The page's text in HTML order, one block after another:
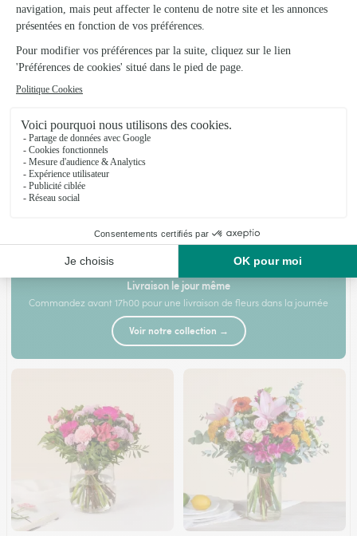
Bisous et sa bulle d'eau
Livraison le jour même
Commandez avant 17h00 pour une livraison de fleurs dans la journée
Voir notre collection →